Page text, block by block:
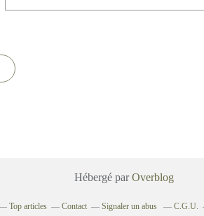
Hébergé parOverblog
Top articles Contact Signaler un abus C.G.U.